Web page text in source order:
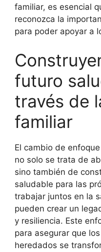
familiar, es esencial
reconozca la
para poder apoyar a
futuro
través de
familiar
El cambio de
no solo se trata de
sino también de
saludable para las
trabajar juntos en la
pueden crear un
y resiliencia. Este
para asegurar que
heredados se